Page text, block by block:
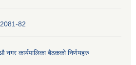
82
नगर कार्यपालिका बैठकको निर्णयहरु